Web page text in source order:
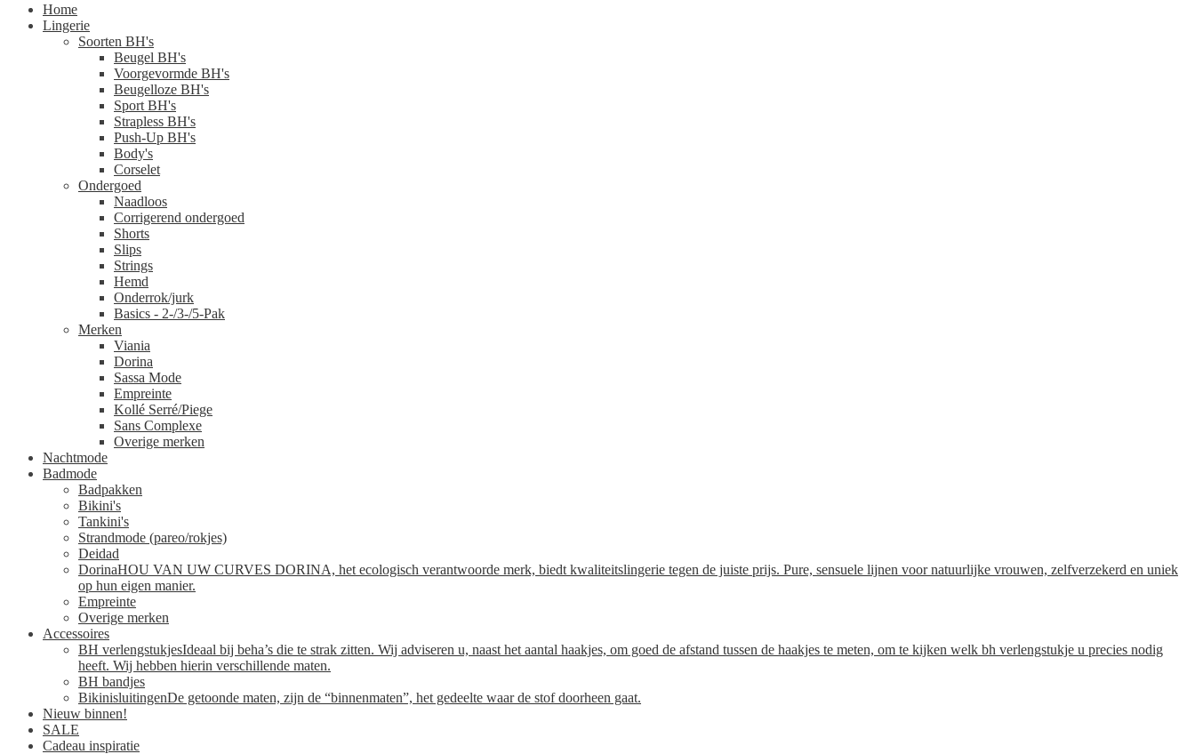
Home
Lingerie
Soorten BH's
Beugel BH's
Voorgevormde BH's
Beugelloze BH's
Sport BH's
Strapless BH's
Push-Up BH's
Body's
Corselet
Ondergoed
Naadloos
Corrigerend ondergoed
Shorts
Slips
Strings
Hemd
Onderrok/jurk
Basics - 2-/3-/5-Pak
Merken
Viania
Dorina
Sassa Mode
Empreinte
Kollé Serré/Piege
Sans Complexe
Overige merken
Nachtmode
Badmode
Badpakken
Bikini's
Tankini's
Strandmode (pareo/rokjes)
Deidad
DorinaHOU VAN UW CURVES DORINA, het ecologisch verantwoorde merk, biedt kwaliteitslingerie tegen de juiste prijs. Pure, sensuele lijnen voor natuurlijke vrouwen, zelfverzekerd en uniek
op hun eigen manier.
Empreinte
Overige merken
Accessoires
BH verlengstukjesIdeaal bij beha’s die te strak zitten. Wij adviseren u, naast het aantal haakjes, om goed de afstand tussen de haakjes te meten, om te kijken welk bh verlengstukje u precies nodig
heeft. Wij hebben hierin verschillende maten.
BH bandjes
BikinisluitingenDe getoonde maten, zijn de “binnenmaten”, het gedeelte waar de stof doorheen gaat.
Nieuw binnen!
SALE
Cadeau inspiratie